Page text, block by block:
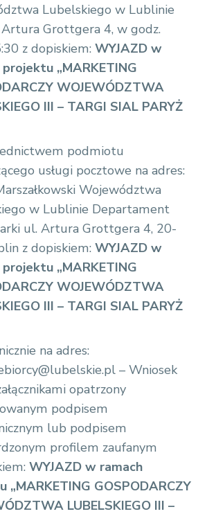
Lubelskiego w Lublinie
Grottgera 4, w godz.
z dopiskiem: WYJAZD w
„MARKETING
WOJEWÓDZTWA
III – TARGI SIAL PARYŻ
podmiotu
usługi pocztowe na adres:
Województwa
w Lublinie Departament
ul. Artura Grottgera 4, 20-
z dopiskiem: WYJAZD w
„MARKETING
WOJEWÓDZTWA
III – TARGI SIAL PARYŻ
na adres:
– Wniosek
opatrzony
podpisem
lub podpisem
profilem zaufanym
WYJAZD w ramach
„MARKETING GOSPODARCZY
LUBELSKIEGO III –